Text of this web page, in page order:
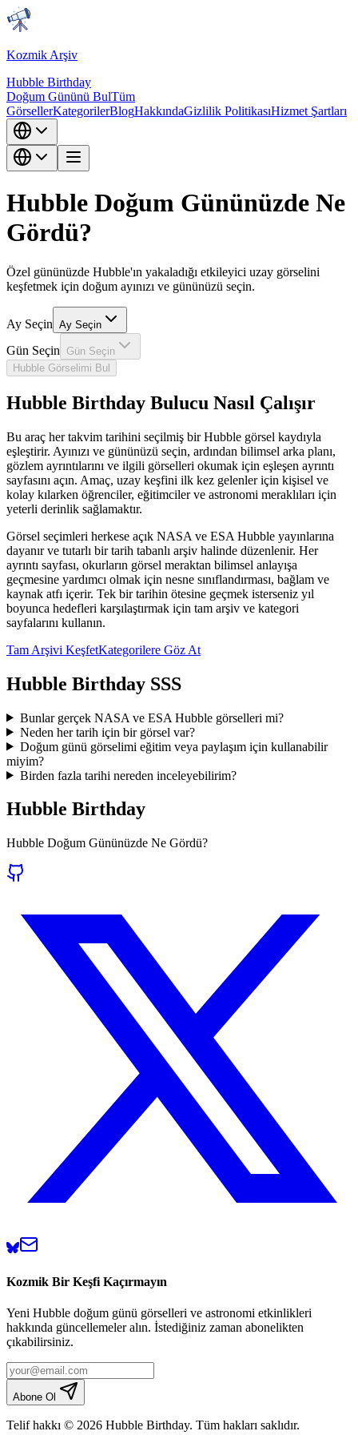
Kozmik Arşiv
Hubble Birthday
Doğum Gününü BulTüm
GörsellerKategorilerBlogHakkındaGizlilik PolitikasıHizmet Şartları
Hubble Doğum Gününüzde Ne
Gördü?
Özel gününüzde Hubble'ın yakaladığı etkileyici uzay görselini
keşfetmek için doğum ayınızı ve gününüzü seçin.
Ay Seçin Ay Seçin
Gün Seçin
Gün Seçin
Hubble Görselimi Bul
Hubble Birthday Bulucu Nasıl Çalışır
Bu araç her takvim tarihini seçilmiş bir Hubble görsel kaydıyla
eşleştirir. Ayınızı ve gününüzü seçin, ardından bilimsel arka planı,
gözlem ayrıntılarını ve ilgili görselleri okumak için eşleşen ayrıntı
sayfasını açın. Amaç, uzay keşfini ilk kez gelenler için kişisel ve
kolay kılarken öğrenciler, eğitimciler ve astronomi meraklıları için
yeterli derinlik sağlamaktır.
Görsel seçimleri herkese açık NASA ve ESA Hubble yayınlarına
dayanır ve tutarlı bir tarih tabanlı arşiv halinde düzenlenir. Her
ayrıntı sayfası, okurların görsel meraktan bilimsel anlayışa
geçmesine yardımcı olmak için nesne sınıflandırması, bağlam ve
kaynak atfı içerir. Tek bir tarihin ötesine geçmek isterseniz yıl
boyunca hedefleri karşılaştırmak için tam arşiv ve kategori
sayfalarını kullanın.
Tam Arşivi KeşfetKategorilere Göz At
Hubble Birthday SSS
Bunlar gerçek NASA ve ESA Hubble görselleri mi?
Neden her tarih için bir görsel var?
Doğum günü görselimi eğitim veya paylaşım için kullanabilir
miyim?
Birden fazla tarihi nereden inceleyebilirim?
Hubble Birthday
Hubble Doğum Gününüzde Ne Gördü?
Kozmik Bir Keşfi Kaçırmayın
Yeni Hubble doğum günü görselleri ve astronomi etkinlikleri
hakkında güncellemeler alın. İstediğiniz zaman abonelikten
çıkabilirsiniz.
Abone Ol
Telif hakkı © 2026 Hubble Birthday. Tüm hakları saklıdır.